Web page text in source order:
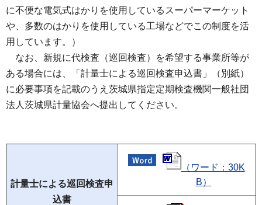
に不便な電気式はかりを使用しているスーパーマーケット
や、多数のはかりを使用している工場などでこの制度を活
用しています。）
なお 、新規に代検査（巡回検査）を希望する事業所等が
ある場合には、「計量士による巡回検査申込書」（別紙）
に必要事項を記載のうえ茨城県指定定期検査機関一般社団
法人茨城県計量協会へ提出してください。
計量士による巡回検査申
込書
（ワード：30K
B）